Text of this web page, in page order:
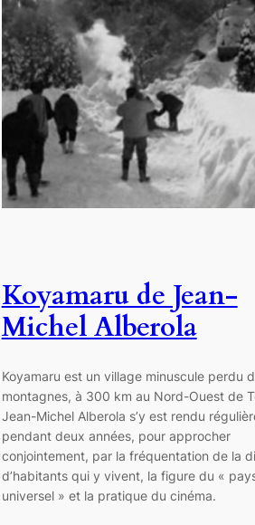
Koyamaru de Jean-
Michel Alberola
Koyamaru est un village minuscule perdu
montagnes, à 300 km au Nord-Ouest de
Jean-Michel Alberola s’y est rendu
pendant deux années, pour approcher
conjointement, par la fréquentation de la
d’habitants qui y vivent, la figure du «
universel » et la pratique du cinéma.